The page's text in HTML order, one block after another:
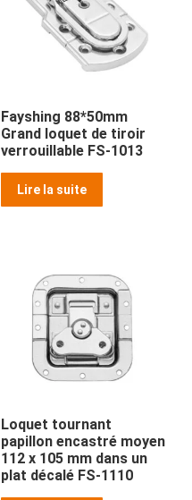
Fayshing 88*50mm
Grand loquet de tiroir
verrouillable FS-1013
Lire la suite
Loquet tournant
papillon encastré moyen
112 x 105 mm dans un
plat décalé FS-1110